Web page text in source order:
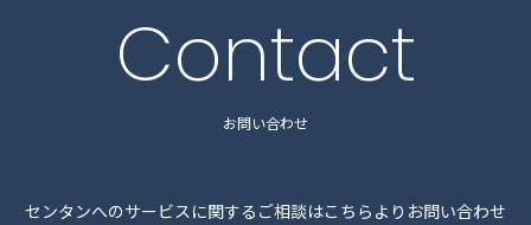
Contact
お問い合わせ
センタンへのサービスに関するご相談はこちらよりお問い合わせ